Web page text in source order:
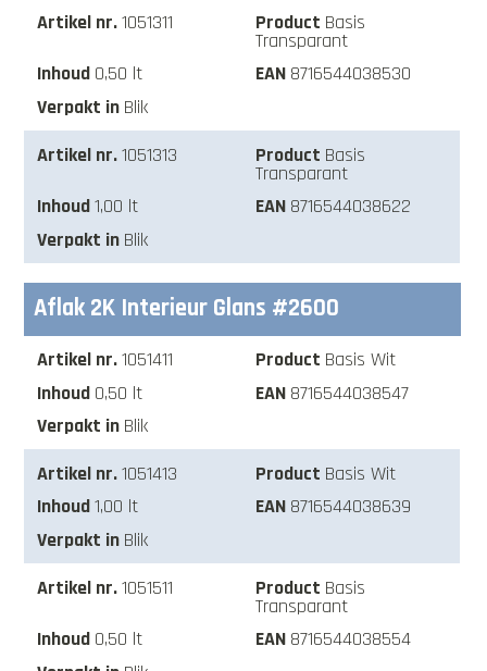
1051311
Basis
Transparant
0,50 lt
8716544038530
Blik
1051313
Basis
Transparant
1,00 lt
8716544038622
Blik
Aflak 2K Interieur Glans #2600
1051411
Basis Wit
0,50 lt
8716544038547
Blik
1051413
Basis Wit
1,00 lt
8716544038639
Blik
1051511
Basis
Transparant
0,50 lt
8716544038554